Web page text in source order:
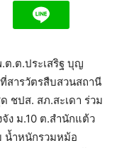
ต.ต.ประเสริฐ บุญ
สารวัตรสืบสวนสถานี
ชปส. สภ.สะเดา ร่วม
ง ม.10 ต.สำนักแต้ว
น้ำหนักรวมหม้อ